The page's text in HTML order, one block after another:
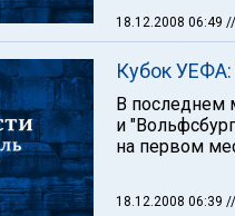
18.12.2008 06:49
Кубок УЕФА:
В последнем
и
на первом
18.12.2008 06:39